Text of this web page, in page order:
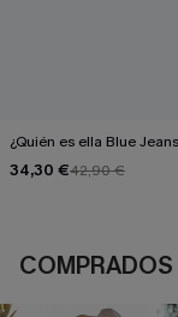
¿Quién es ella Blue
34,30 €42,90 €
COMPRADOS